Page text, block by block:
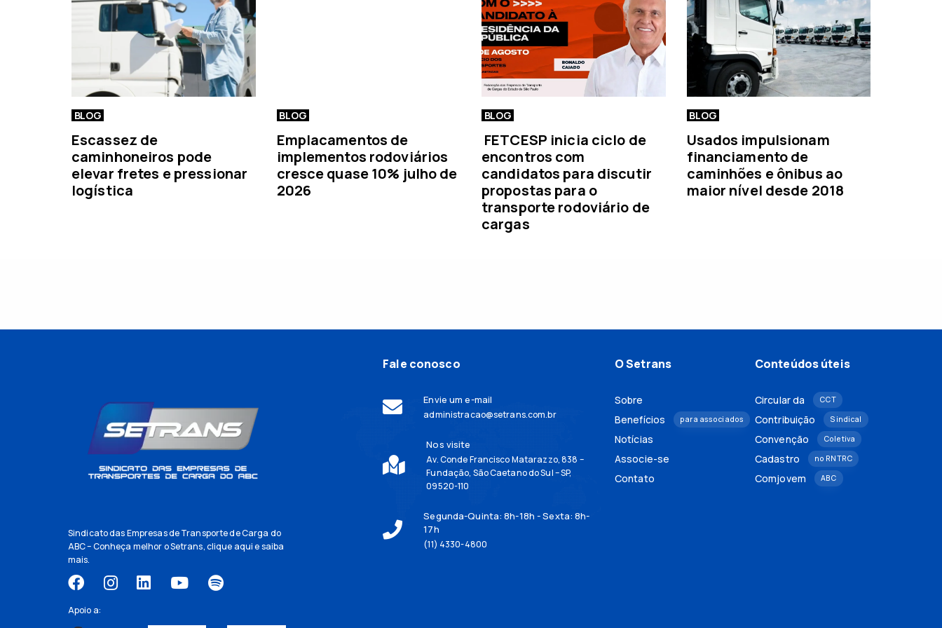
a
BLOG
Escassez de
caminhoneiros pode
elevar fretes e pressionar
logística
BLOG
Emplacamentos de
implementos rodoviários
cresce quase 10% julho de
2026
BLOG
FETCESP inicia ciclo de
encontros com
candidatos para discutir
propostas para o
transporte rodoviário de
cargas
BLOG
Usados impulsionam
financiamento de
caminhões e ônibus ao
maior nível desde 2018
Sindicato das Empresas de Transporte de Carga do
ABC – Conheça melhor o Setrans,clique aquie saiba
mais.
Apoio a:
Fale conosco
Envie um e-mail
administracao@setrans.com.br
Nos visite
Av. Conde Francisco Matarazzo, 838 –
Fundação, São Caetano do Sul – SP,
09520-110
Segunda-Quinta: 8h-18h - Sexta: 8h-
17h
(11) 4330-4800
O Setrans
Sobre
Benefícios
para associados
Notícias
Associe-se
Contato
Conteúdos úteis
Circular da CCT
Contribuição Sindical
Convenção Coletiva
Cadastro no RNTRC
Comjovem ABC